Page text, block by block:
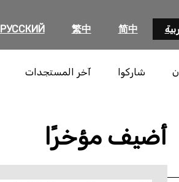
简中
繁中
РУССКИЙ
شاركوا آخر المستجدات
أضيف مؤخرًا